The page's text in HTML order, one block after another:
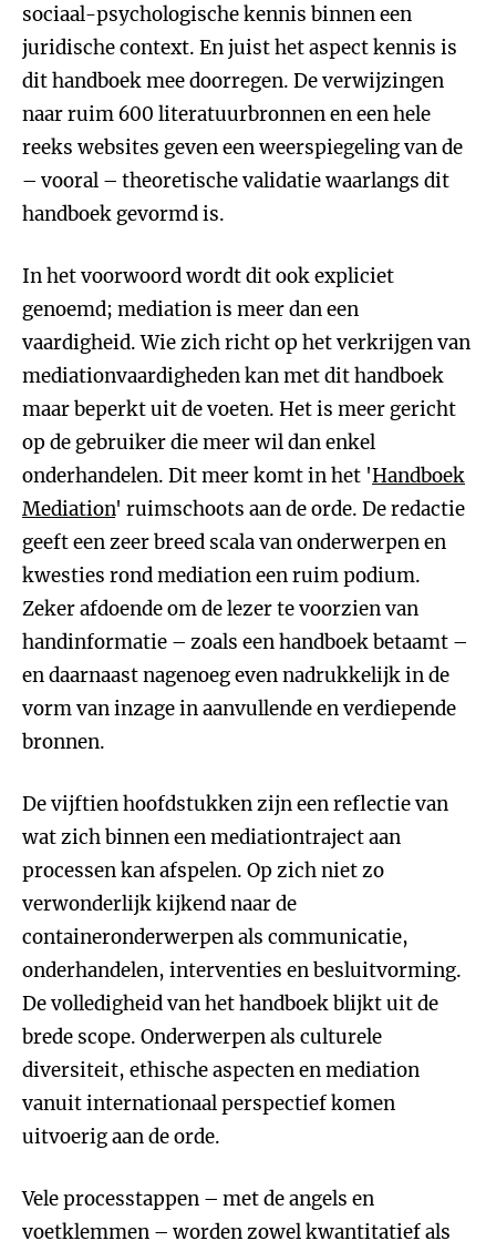
sociaal-psychologische kennis binnen een
juridische context. En juist het aspect kennis is
dit handboek mee doorregen. De verwijzingen
naar ruim 600 literatuurbronnen en een hele
reeks websites geven een weerspiegeling van de
– vooral – theoretische validatie waarlangs dit
handboek gevormd is.
In het voorwoord wordt dit ook expliciet
genoemd; mediation is meer dan een
vaardigheid. Wie zich richt op het verkrijgen van
mediationvaardigheden kan met dit handboek
maar beperkt uit de voeten. Het is meer gericht
op de gebruiker die meer wil dan enkel
onderhandelen. Dit meer komt in het 'Handboek
Mediation' ruimschoots aan de orde. De redactie
geeft een zeer breed scala van onderwerpen en
kwesties rond mediation een ruim podium.
Zeker afdoende om de lezer te voorzien van
handinformatie – zoals een handboek betaamt –
en daarnaast nagenoeg even nadrukkelijk in de
vorm van inzage in aanvullende en verdiepende
bronnen.
De vijftien hoofdstukken zijn een reflectie van
wat zich binnen een mediationtraject aan
processen kan afspelen. Op zich niet zo
verwonderlijk kijkend naar de
containeronderwerpen als communicatie,
onderhandelen, interventies en besluitvorming.
De volledigheid van het handboek blijkt uit de
brede scope. Onderwerpen als culturele
diversiteit, ethische aspecten en mediation
vanuit internationaal perspectief komen
uitvoerig aan de orde.
Vele processtappen – met de angels en
voetklemmen – worden zowel kwantitatief als